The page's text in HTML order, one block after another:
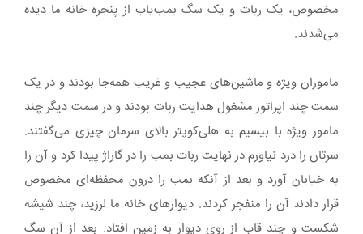
مخصوص، یک ربات و یک سگ بمب‌یاب از پنجره خانه ما دیده
می‌شدند.
ماموران ویژه و ماشین‌های عجیب و غریب همه‌جا بودند و در یک
سمت چند اپراتور مشغول هدایت ربات بودند و در سمت دیگر چند
مامور ویژه با بیسیم به هلی‌کوپتر بالای سرمان چیزی می‌گفتند.
سرتان را درد نیاورم در نهایت ربات بمب را در گاراژ پیدا کرد و آن را
به خیابان آورد و بعد از آنکه بمب را درون محفظه‌ای مخصوص
قرار دادند آن را منفجر کردند. دیوارهای خانه ما لرزید، چند شیشه
شکست و چند قاب از روی دیوار به زمین افتاد. بعد از آن سگ